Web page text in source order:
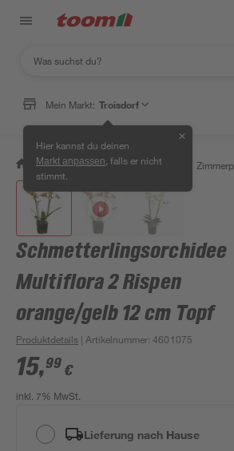
Mein Markt: Troisdorf
Hier kannst du deinen
Markt anpassen , falls er nicht
stimmt.
✕
/ Garten & Freizeit / Pflanzen
Schmetterlingsorchidee
Multiflora 2 Rispen
orange/gelb 12 cm Topf
Produktdetails | Artikelnummer:4601075
15,99 €
inkl. 7% MwSt.
Lieferung nach Hause